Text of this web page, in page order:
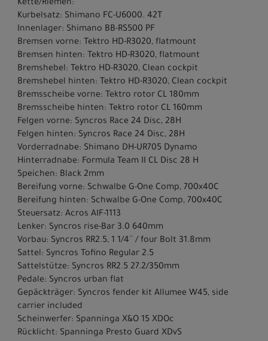
Kette/Riemen:
Kurbelsatz: Shimano FC-U6000. 42T
Innenlager: Shimano BB-RS500 PF
Bremsen vorne: Tektro HD-R3020, flatmount
Bremsen hinten: Tektro HD-R3020, flatmount
Bremshebel: Tektro HD-R3020, Clean cockpit
Bremshebel hinten: Tektro HD-R3020, Clean cockpit
Bremsscheibe vorne: Tektro rotor CL 180mm
Bremsscheibe hinten: Tektro rotor CL 160mm
Felgen vorne: Syncros Race 24 Disc, 28H
Felgen hinten: Syncros Race 24 Disc, 28H
Vorderradnabe: Shimano DH-UR705 Dynamo
Hinterradnabe: Formula Team II CL Disc 28 H
Speichen: Black 2mm
Bereifung vorne: Schwalbe G-One Comp, 700x40C
Bereifung hinten: Schwalbe G-One Comp, 700x40C
Steuersatz: Acros AIF-1113
Lenker: Syncros rise-Bar 3.0 640mm
Vorbau: Syncros RR2.5, 1 1/4´´ / four Bolt 31.8mm
Sattel: Syncros Tofino Regular 2.5
Sattelstütze: Syncros RR2.5 27.2/350mm
Pedale: Syncros urban flat
Gepäckträger: Syncros fender kit Allumee W45, side
carrier included
Scheinwerfer: Spanninga X&O 15 XDOc
Rücklicht: Spanninga Presto Guard XDvS